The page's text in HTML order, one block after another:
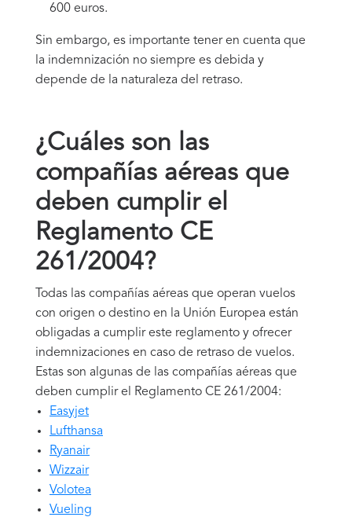
600 euros.
Sin embargo, es importante tener en cuenta que
la indemnización no siempre es debida y
depende de la naturaleza del retraso.
¿Cuáles son las
compañías aéreas que
deben cumplir el
Reglamento CE
261/2004?
Todas las compañías aéreas que operan vuelos
con origen o destino en la Unión Europea están
obligadas a cumplir este reglamento y ofrecer
indemnizaciones en caso de retraso de vuelos.
Estas son algunas de las compañías aéreas que
deben cumplir el Reglamento CE 261/2004:
Easyjet
Lufthansa
Ryanair
Wizzair
Volotea
Vueling